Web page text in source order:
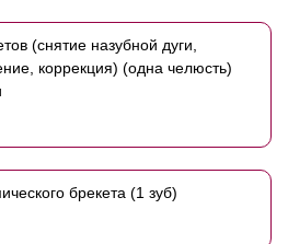
(снятие назубной дуги,
коррекция) (одна челюсть)
брекета (1 зуб)